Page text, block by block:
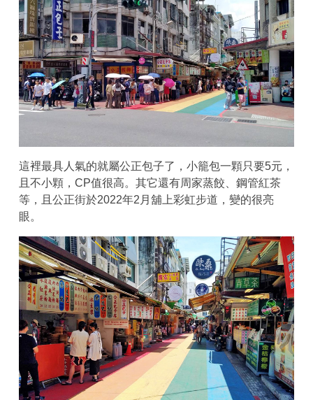
這裡最具人氣的就屬公正包子了，小籠包一顆只要5元，
且不小顆，CP值很高。其它還有周家蒸餃、鋼管紅茶
等，且公正街於2022年2月舖上彩虹步道，變的很亮
眼。